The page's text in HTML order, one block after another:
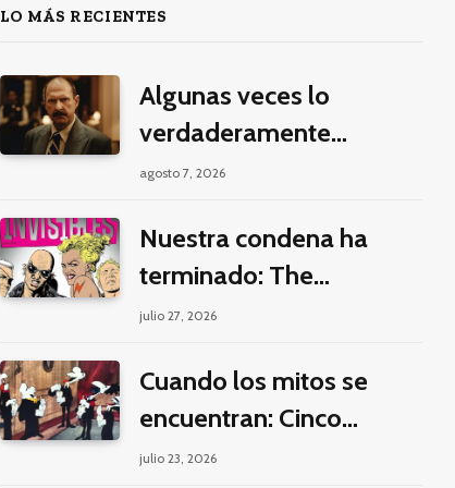
LO MÁS RECIENTES
Algunas veces lo
verdaderamente
criminal es pasar horas y
de Netflix
agosto 7, 2026
Nuestra condena ha
terminado: The
Invisibles y la guerra por
julio 27, 2026
Cuando los mitos se
encuentran: Cinco
pilares éticos para una
julio 23, 2026